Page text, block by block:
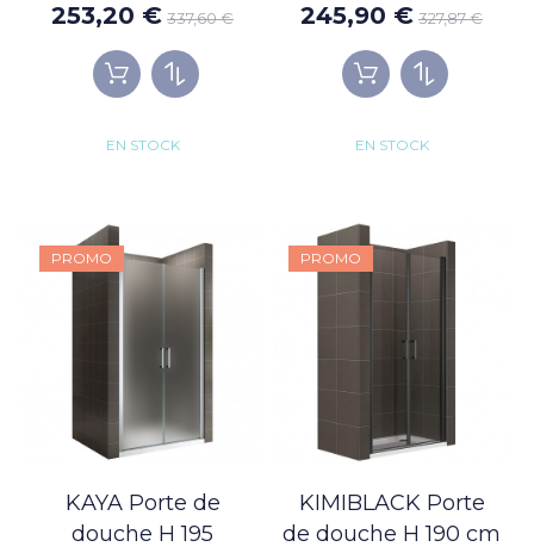
253,20 € 337,60 €
EN STOCK
245,90 € 327,87 €
EN STOCK
PROMO
KAYA Porte de
douche H 195
PROMO
KIMIBLACK Porte
de douche H 190 cm